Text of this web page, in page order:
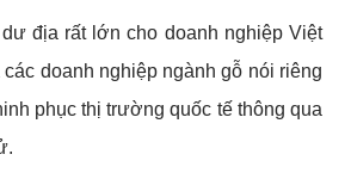
địa rất lớn cho doanh nghiệp Việt
doanh nghiệp ngành gỗ nói riêng
phục thị trường quốc tế thông qua